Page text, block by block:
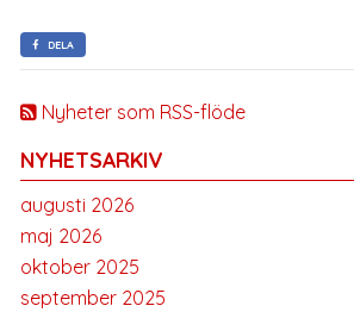
Nyheter som RSS-flöde
NYHETSARKIV
augusti 2026
maj 2026
oktober 2025
september 2025
DELA